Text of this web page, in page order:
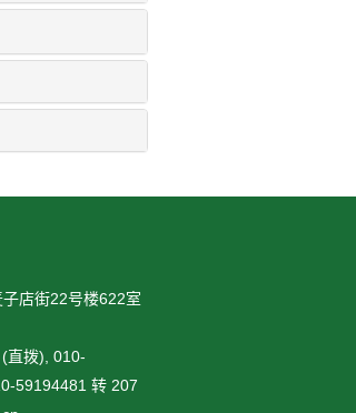
店街22号楼622室
直拨), 010-
59194481 转 207